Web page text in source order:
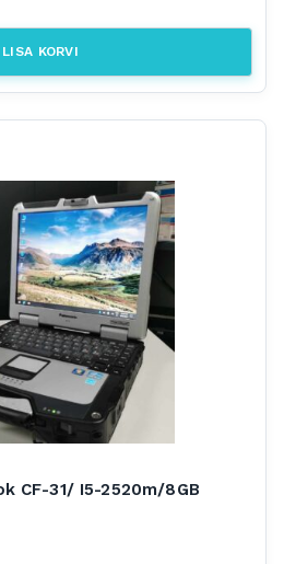
LISA KORVI
CF-31/ I5-2520m/8GB